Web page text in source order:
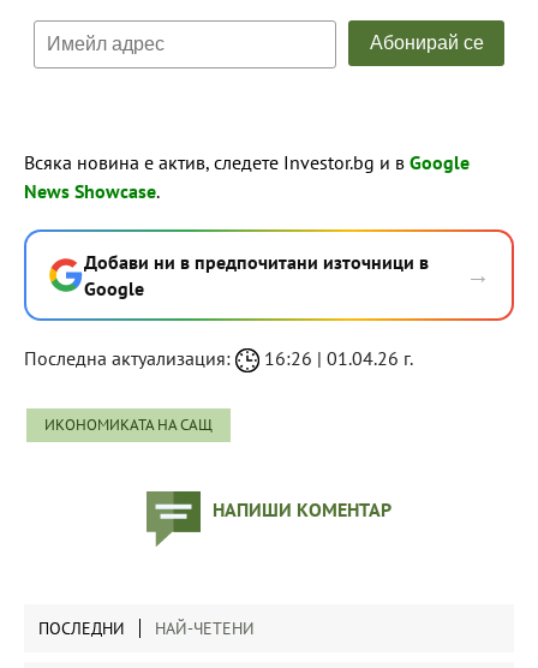
Всяка новина е актив, следете Investor.bg и в Google
News Showcase.
Добави ни в предпочитани източници в
Google
→
Последна актуализация: 16:26 | 01.04.26 г.
ИКОНОМИКАТА НА САЩ
НАПИШИ КОМЕНТАР
ПОСЛЕДНИ НАЙ-ЧЕТЕНИ